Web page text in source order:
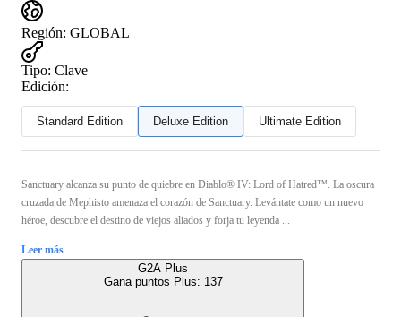
Región: GLOBAL
Tipo: Clave
Edición:
Standard Edition Deluxe Edition Ultimate Edition
Sanctuary alcanza su punto de quiebre en Diablo® IV: Lord of Hatred™. La oscura
cruzada de Mephisto amenaza el corazón de Sanctuary. Levántate como un nuevo
héroe, descubre el destino de viejos aliados y forja tu leyenda ...
Leer más
G2A Plus
Gana puntos Plus: 137